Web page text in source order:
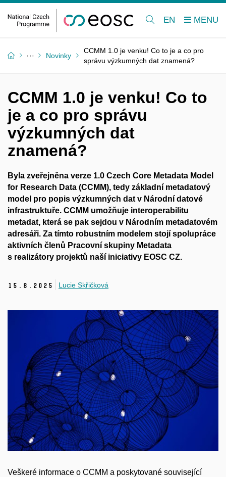
EN
Novinky
CCMM 1.0 je venku! Co to je a co pro
správu výzkumných dat znamená?
CCMM 1.0 je venku! Co to
je a co pro správu
výzkumných dat
znamená?
Byla zveřejněna verze 1.0 Czech Core Metadata Model
for Research Data (CCMM), tedy základní metadatový
model pro popis výzkumných dat v Národní datové
infrastruktuře. CCMM umožňuje interoperabilitu
metadat, která se pak sejdou v Národním metadatovém
adresáři. Za tímto robustním modelem stojí spolupráce
aktivních členů Pracovní skupiny Metadata
s realizátory projektů naší iniciativy EOSC CZ.
15. 8. 2025 Lucie Skřičková
Veškeré informace o CCMM a poskytované související